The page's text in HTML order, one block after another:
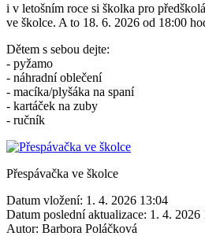
i v letošním roce si školka pro
ve školce. A to 18. 6. 2026 od 18:00
Dětem s sebou dejte:
- pyžamo
- náhradní oblečení
- macíka/plyšáka na spaní
- kartáček na zuby
- ručník
Přespávačka ve školce
Datum vložení: 1. 4. 2026 13:04
Datum poslední aktualizace: 1. 4. 2026
Autor: Barbora Poláčková